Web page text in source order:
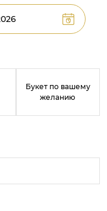
Букет по вашему
желанию